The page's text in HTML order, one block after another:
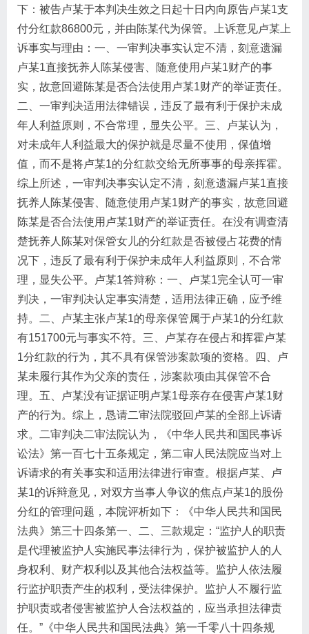
下：被告卢某于本判决生效之日起十日内向原告卢某1支
付分红款86800元，并由陈某代为保管。上诉意见卢某上
诉事实与理由：一、一审判决事实认定不清，刻意遗漏
卢某1直接抚养人陈某侵害、随意使用卢某1财产的事
实，故意回避陈某是否合法使用卢某1财产的举证责任。
二、一审判决适用法律错误，违反了最有利于保护未成
年人利益原则，不合常理，显失公平。三、卢某认为，
对未成年人利益最大的保护就是尽量不使用，保值增
值，而不是将卢某1的分红款交给无所事事的母亲挥霍。
综上所述，一审判决事实认定不清，刻意遗漏卢某1直接
抚养人陈某侵害、随意使用卢某1财产的事实，故意回避
陈某是否合法使用卢某1财产的举证责任。在没有调查清
楚抚养人陈某对保管女儿的分红款是否被侵占花费的情
况下，违反了最有利于保护未成年人利益原则，不合常
理，显失公平。卢某1答辩称：一、卢某1完全认可一审
判决，一审判决认定事实清楚，适用法律正确，应予维
持。二、卢某主张卢某1的母亲保管属于卢某1的分红款
有151700元与事实不符。三、卢某存在侵占和挥霍卢某
1分红款的行为，其不具有保管涉案款项的资格。四、卢
某未履行其作为父亲的责任，涉案款项由其保管不合
理。五、卢某没有证据证明卢某1母亲存在侵害卢某1财
产的行为。综上，恳请二审法院驳回卢某的全部上诉请
求。二审判决二审法院认为，《中华人民共和国民事诉
讼法》第一百七十五条规定，第二审人民法院应当对上
诉请求的有关事实和适用法律进行审查。根据卢某、卢
某1的诉辩意见，对双方当事人争议的焦点卢某1的股份
分红的管理问题，本院评析如下：《中华人民共和国民
法典》第三十四条第一、二、三款规定：“监护人的职责
是代理被监护人实施民事法律行为，保护被监护人的人
身权利、财产权利以及其他合法权益等。监护人依法履
行监护职责产生的权利，受法律保护。监护人不履行监
护职责或者侵害被监护人合法权益的，应当承担法律责
任。”《中华人民共和国民法典》第一千零八十四条规